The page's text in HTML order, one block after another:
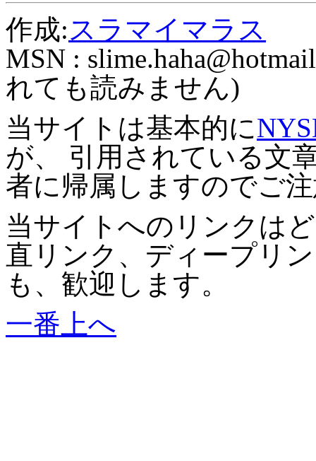
作成:スラマイマラス
MSN :
れても読みません)
当サイトは基本的に
が、 引用されている文
者に帰属しますのでご
当サイトへのリンクは
直リンク、ディープリ
も、歓迎します。
一番上へ